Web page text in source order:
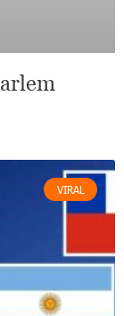
VIRAL